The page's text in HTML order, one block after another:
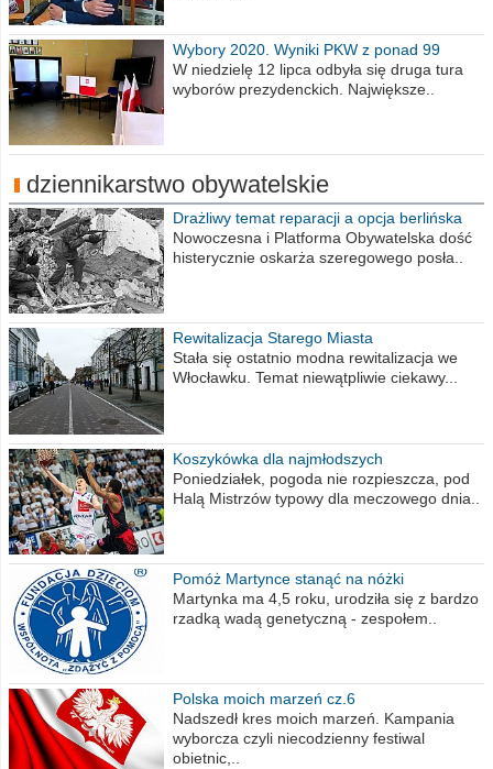
Wybory 2020. Wyniki PKW z ponad 99
procent obwodów
W niedzielę 12 lipca odbyła się druga tura
wyborów prezydenckich. Największe..
dziennikarstwo obywatelskie
Drażliwy temat reparacji a opcja berlińska
Nowoczesna i Platforma Obywatelska dość
histerycznie oskarża szeregowego posła..
Rewitalizacja Starego Miasta
Stała się ostatnio modna rewitalizacja we
Włocławku. Temat niewątpliwie ciekawy...
Koszykówka dla najmłodszych
Poniedziałek, pogoda nie rozpieszcza, pod
Halą Mistrzów typowy dla meczowego dnia..
Pomóż Martynce stanąć na nóżki
Martynka ma 4,5 roku, urodziła się z bardzo
rzadką wadą genetyczną - zespołem..
Polska moich marzeń cz.6
Nadszedł kres moich marzeń. Kampania
wyborcza czyli niecodzienny festiwal
obietnic,..